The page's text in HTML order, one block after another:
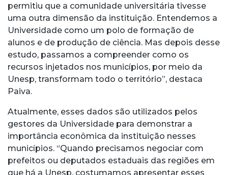
permitiu que a comunidade universitária tivesse
uma outra dimensão da instituição. Entendemos a
Universidade como um polo de formação de
alunos e de produção de ciência. Mas depois desse
estudo, passamos a compreender como os
recursos injetados nos municípios, por meio da
Unesp, transformam todo o território”, destaca
Paiva.
Atualmente, esses dados são utilizados pelos
gestores da Universidade para demonstrar a
importância econômica da instituição nesses
municípios. “Quando precisamos negociar com
prefeitos ou deputados estaduais das regiões em
que há a Unesp, costumamos apresentar esses